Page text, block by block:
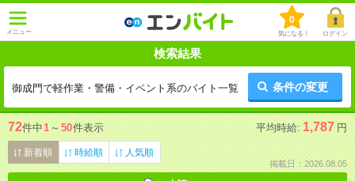
メニュー
0
気になる！ ログイン
検索結果
御成門で軽作業・警備・イベント系のバイト一覧 条件の変更
72件中1 ～ 50件表示 平均時給: 1,787 円
新着順 時給順 人気順
掲載日：2026.08.05